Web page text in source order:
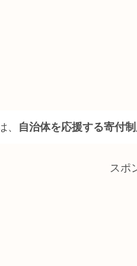
、 自治体を応援する寄付
スポ